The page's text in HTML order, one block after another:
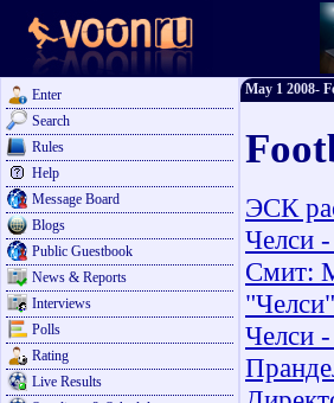
Enter
Search
Rules
Help
Message Board
Blogs
Public Guestbook
News & Reports
Interviews
Polls
Rating
Live Results
May 1 2008-
ЭСК
Челси
Смит:
Челси